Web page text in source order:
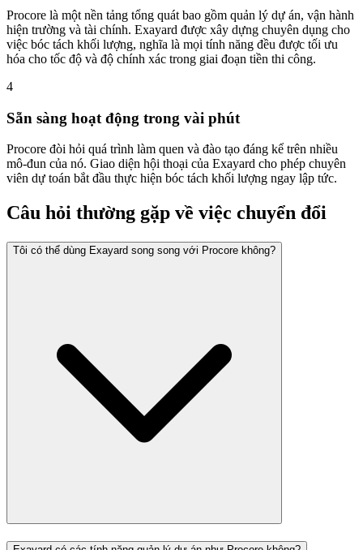
Procore là một nền tảng tổng quát bao gồm quản lý dự án, vận hành
hiện trường và tài chính. Exayard được xây dựng chuyên dụng cho
việc bóc tách khối lượng, nghĩa là mọi tính năng đều được tối ưu
hóa cho tốc độ và độ chính xác trong giai đoạn tiền thi công.
4
Sẵn sàng hoạt động trong vài phút
Procore đòi hỏi quá trình làm quen và đào tạo đáng kể trên nhiều
mô-đun của nó. Giao diện hội thoại của Exayard cho phép chuyên
viên dự toán bắt đầu thực hiện bóc tách khối lượng ngay lập tức.
Câu hỏi thường gặp về việc chuyển đổi
Tôi có thể dùng Exayard song song với Procore không?